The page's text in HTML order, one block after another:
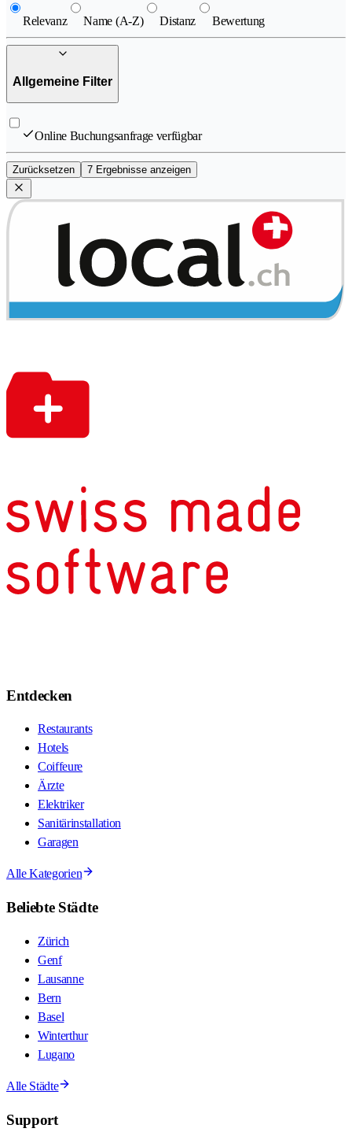
Relevanz Name (A-Z) Distanz Bewertung
Allgemeine Filter
Online Buchungsanfrage verfügbar
Zurücksetzen 7 Ergebnisse anzeigen
Entdecken
Restaurants
Hotels
Coiffeure
Ärzte
Elektriker
Sanitärinstallation
Garagen
Alle Kategorien
Beliebte Städte
Zürich
Genf
Lausanne
Bern
Basel
Winterthur
Lugano
Alle Städte
Support